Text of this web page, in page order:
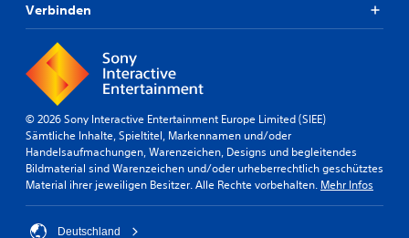
Verbinden
© 2026 Sony Interactive Entertainment Europe Limited (SIEE)
Sämtliche Inhalte, Spieltitel, Markennamen und/oder
Handelsaufmachungen, Warenzeichen, Designs und begleitendes
Bildmaterial sind Warenzeichen und/oder urheberrechtlich geschütztes
Material ihrer jeweiligen Besitzer. Alle Rechte vorbehalten. Mehr Infos
Deutschland